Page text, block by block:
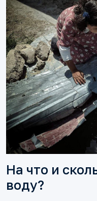
На что и
воду?